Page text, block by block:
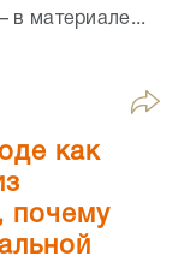
в материале...
как
почему